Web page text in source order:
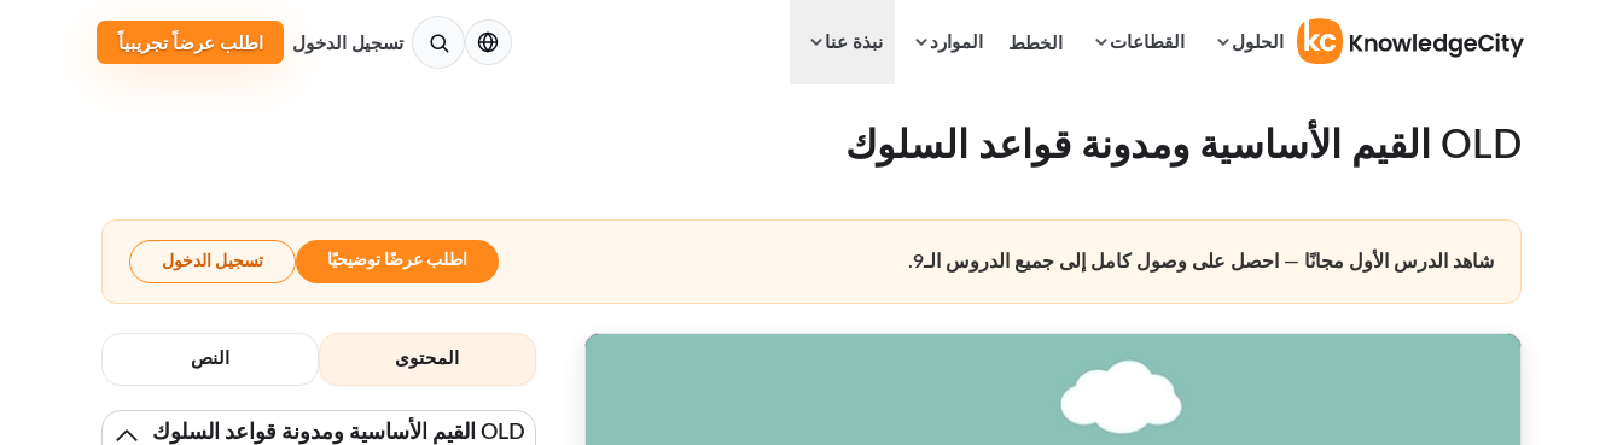
الحلول القطاعات الخطط الموارد نبذة عنا
الإنجليزية
تسجيل الدخول اطلب عرضاً تجريبياً
OLD القيم الأساسية ومدونة قواعد السلوك
شاهد الدرس الأول مجانًا — احصل على وصول كامل إلى جميع الدروس الـ9. اطلب عرضًا توضيحيًا تسجيل الدخول
المحتوى النص
OLD القيم الأساسية ومدونة قواعد السلوك